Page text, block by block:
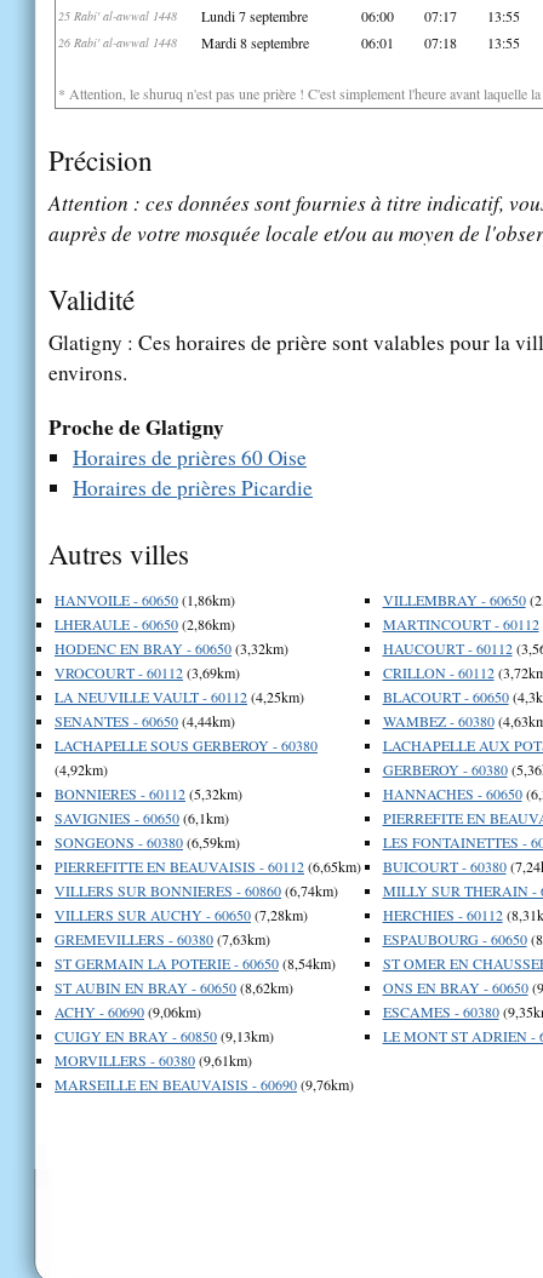
25 Rabi' al-awwal 1448 Lundi 7 septembre 06:00 07:17 13:55
26 Rabi' al-awwal 1448 Mardi 8 septembre 06:01 07:18 13:55
* Attention, le shuruq n'est pas une prière ! C'est simplement l'heure avant laquelle
Précision
Attention : ces données sont fournies à titre indicatif,
auprès de votre mosquée locale et/ou au moyen de
Validité
Glatigny : Ces horaires de prière sont valables pour la
environs.
Proche de Glatigny
Horaires de prières 60 Oise
Horaires de prières Picardie
Autres villes
HANVOILE - 60650(1,86km)
LHERAULE - 60650(2,86km)
HODENC EN BRAY - 60650(3,32km)
VROCOURT - 60112(3,69km)
LA NEUVILLE VAULT - 60112(4,25km)
SENANTES - 60650(4,44km)
LACHAPELLE SOUS GERBEROY - 60380
(4,92km)
BONNIERES - 60112(5,32km)
SAVIGNIES - 60650(6,1km)
SONGEONS - 60380(6,59km)
PIERREFITTE EN BEAUVAISIS - 60112(6,65km)
VILLERS SUR BONNIERES - 60860(6,74km)
VILLERS SUR AUCHY - 60650(7,28km)
GREMEVILLERS - 60380(7,63km)
ST GERMAIN LA POTERIE - 60650(8,54km)
ST AUBIN EN BRAY - 60650(8,62km)
ACHY - 60690(9,06km)
CUIGY EN BRAY - 60850(9,13km)
MORVILLERS - 60380(9,61km)
MARSEILLE EN BEAUVAISIS - 60690(9,76km)
VILLEMBRAY - 60650
MARTINCOURT - 60112
HAUCOURT - 60112
CRILLON - 60112
BLACOURT - 60650
WAMBEZ - 60380
LACHAPELLE AUX
GERBEROY - 60380
HANNACHES - 60650
PIERREFITE EN
LES FONTAINETTES -
BUICOURT - 60380
MILLY SUR THERAIN -
HERCHIES - 60112
ESPAUBOURG - 60650
ST OMER EN
ONS EN BRAY - 60650
ESCAMES - 60380
LE MONT ST ADRIEN -